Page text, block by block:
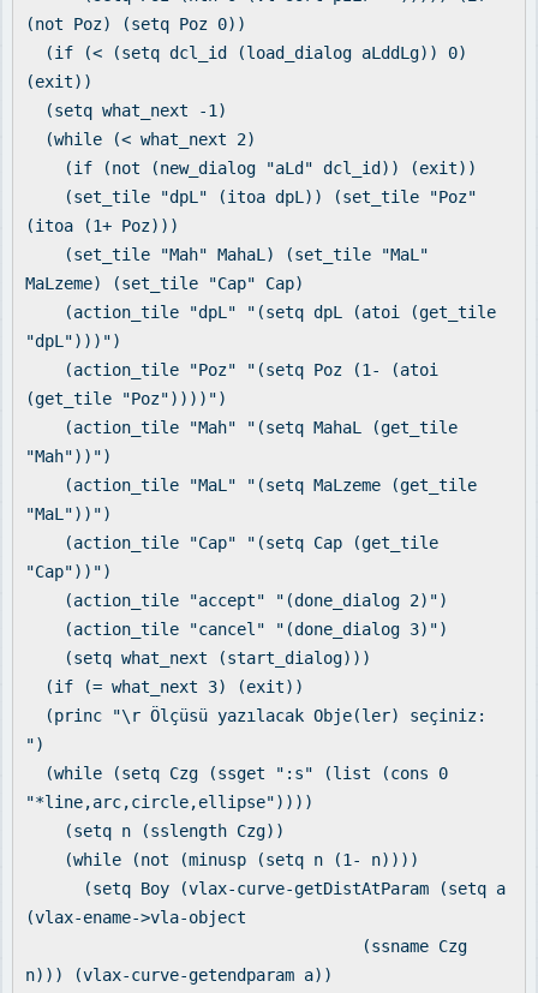
(not Poz) (setq Poz 0))
(if (< (setq dcl_id (load_dialog aLddLg)) 0)
(exit))
(setq what_next -1)
(while (< what_next 2)
(if (not (new_dialog "aLd" dcl_id)) (exit))
(set_tile "dpL" (itoa dpL)) (set_tile "Poz"
(itoa (1+ Poz)))
(set_tile "Mah" MahaL) (set_tile "MaL"
MaLzeme) (set_tile "Cap" Cap)
(action_tile "dpL" "(setq dpL (atoi (get_tile
"dpL")))")
(action_tile "Poz" "(setq Poz (1- (atoi
(get_tile "Poz"))))")
(action_tile "Mah" "(setq MahaL (get_tile
"Mah"))")
(action_tile "MaL" "(setq MaLzeme (get_tile
"MaL"))")
(action_tile "Cap" "(setq Cap (get_tile
"Cap"))")
(action_tile "accept" "(done_dialog 2)")
(action_tile "cancel" "(done_dialog 3)")
(setq what_next (start_dialog)))
(if (= what_next 3) (exit))
(princ "\r Ölçüsü yazılacak Obje(ler) seçiniz:
")
(while (setq Czg (ssget ":s" (list (cons 0
"*line,arc,circle,ellipse"))))
(setq n (sslength Czg))
(while (not (minusp (setq n (1- n))))
(setq Boy (vlax-curve-getDistAtParam (setq a
(vlax-ename->vla-object
(ssname Czg
n))) (vlax-curve-getendparam a))